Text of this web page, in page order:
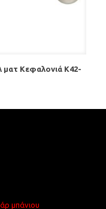
ματ Κεφαλονιά Κ42-
μπάνιου